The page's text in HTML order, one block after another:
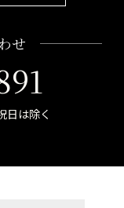
せ
は除く